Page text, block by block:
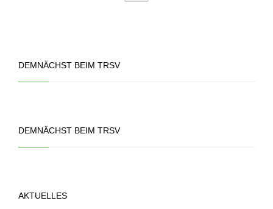
DEMNÄCHST BEIM TRSV
DEMNÄCHST BEIM TRSV
AKTUELLES